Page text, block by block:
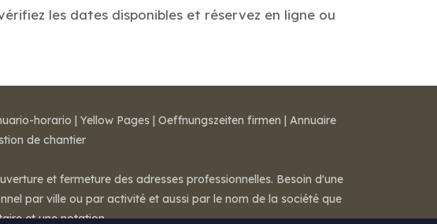
les dates disponibles et réservez en ligne ou
horario | Yellow Pages | Oeffnungszeiten firmen | Annuaire
de chantier
et fermeture des adresses professionnelles. Besoin d'une
par ville ou par activité et aussi par le nom de la société que
et une notation.